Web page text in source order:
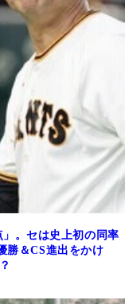
。セは史上初の同率
勝＆CS進出をかけ